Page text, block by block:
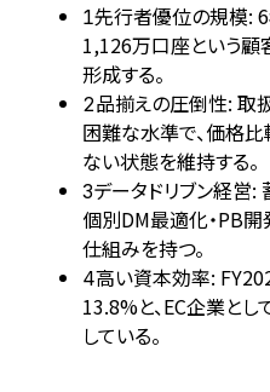
1先行者優位の規模:
1,126万口座という
形成する。
2品揃えの圧倒性: 取
困難な水準で、価格
ない状態を維持する。
3データドリブン経営:
個別DM最適化・PB
仕組みを持つ。
4高い資本効率:
13.8%と、EC企業と
している。